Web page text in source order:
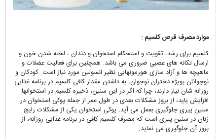
موارد مصرف قرص کلسیم :
کلسیم برای رشد، تقویت و استحکام استخوان و دندان ، لخته شدن خون و
ارسال تکانه های عصبی ضروری می باشد. همچنین برای فعالیت عضلات و
ماهیچه ها و آزاد سازی هورمونهایی نظیر انسولین مورد نیاز است. کودکان و
نوجوانان بویژه دختران نوجوان، به داشتن مقدار کافی کلسیم در برنامه غذایی
روزانه شان نیاز دارند، چرا که اگر در این سنین، ذخیره کلسیم در استخوانها
افزایش یاید، از بروز مشکلات بعدی در طول عمر از جمله پوکی استخوان در
سنین پیری جلوگیری بعمل می آید. پوکی استخوان یکی از مشکلات رایج
زنان در سنین پیری است که مصرف کلسیم کافی در برنامه غذایی روزانه، از
بروز آن جلوگیری می نماید.